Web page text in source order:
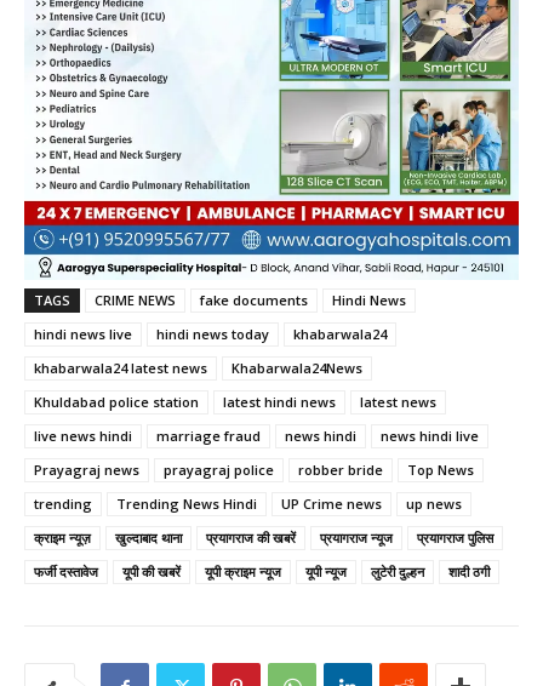
TAGS CRIME NEWS fake documents
Hindi News
hindi news live
hindi news today
khabarwala24
khabarwala24 latest news
Khabarwala24News
Khuldabad police station
latest hindi news
latest news
live news hindi
marriage fraud news hindi
news hindi live
Prayagraj news
prayagraj police robber bride
Top News
trending
Trending News Hindi UP Crime news
up news
क्राइम न्यूज़
खुल्दाबाद थाना प्रयागराज की खबरें प्रयागराज न्यूज
प्रयागराज पुलिस
फर्जी दस्तावेज
यूपी की खबरें यूपी क्राइम न्‍यूज यूपी न्यूज लुटेरी दुल्हन शादी ठगी